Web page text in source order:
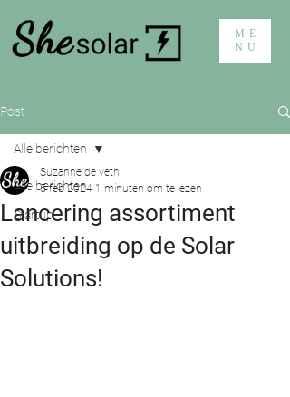
ME
NU
Post
Alle berichten
Startup
Alle berichten
Lancering assortiment
uitbreiding op de Solar
Solutions!
Suzanne de veth
5 feb 2024 1 minuten om te lezen